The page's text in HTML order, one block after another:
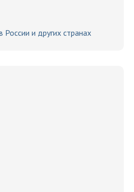
России и других странах